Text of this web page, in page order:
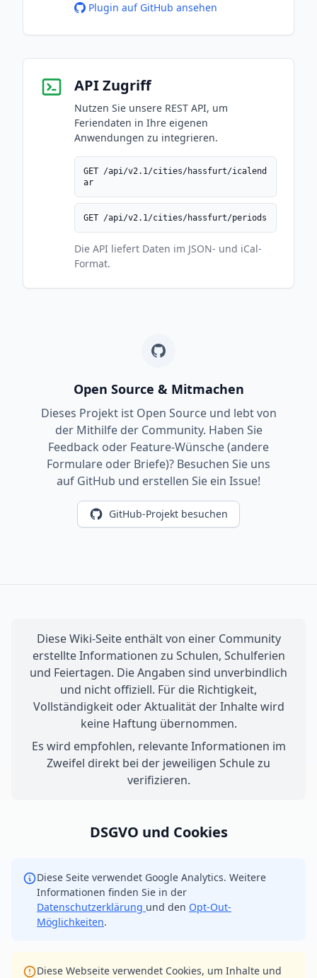
Plugin auf GitHub ansehen
API Zugriff
Nutzen Sie unsere REST API, um
Feriendaten in Ihre eigenen
Anwendungen zu integrieren.
GET /api/v2.1/cities/hassfurt/icalend
ar
GET /api/v2.1/cities/hassfurt/periods
Die API liefert Daten im JSON- und iCal-
Format.
Open Source & Mitmachen
Dieses Projekt ist Open Source und lebt von
der Mithilfe der Community. Haben Sie
Feedback oder Feature-Wünsche (andere
Formulare oder Briefe)? Besuchen Sie uns
auf GitHub und erstellen Sie ein Issue!
GitHub-Projekt besuchen
Diese Wiki-Seite enthält von einer Community
erstellte Informationen zu Schulen, Schulferien
und Feiertagen. Die Angaben sind unverbindlich
und nicht offiziell. Für die Richtigkeit,
Vollständigkeit oder Aktualität der Inhalte wird
keine Haftung übernommen.
Es wird empfohlen, relevante Informationen im
Zweifel direkt bei der jeweiligen Schule zu
verifizieren.
DSGVO und Cookies
Diese Seite verwendet Google Analytics. Weitere
Informationen finden Sie in der
Datenschutzerklärung und den Opt-Out-
Möglichkeiten.
Diese Webseite verwendet Cookies, um Inhalte und